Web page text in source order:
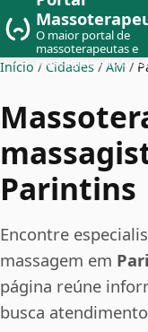
O maior portal de
massoterapeutas e
massagistas do
Início / Cidades / AM /
Parintins
Encontre
massagem em
página reúne
busca